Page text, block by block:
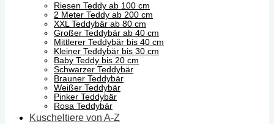
Riesen Teddy ab 100 cm
2 Meter Teddy ab 200 cm
XXL Teddybär ab 80 cm
Großer Teddybär ab 40 cm
Mittlerer Teddybär bis 40 cm
Kleiner Teddybär bis 30 cm
Baby Teddy bis 20 cm
Schwarzer Teddybär
Brauner Teddybär
Weißer Teddybär
Pinker Teddybär
Rosa Teddybär
Kuscheltiere von A-Z